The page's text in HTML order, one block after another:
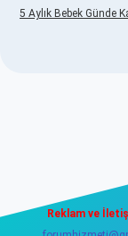
5 Aylık Bebek Günde
Reklam ve